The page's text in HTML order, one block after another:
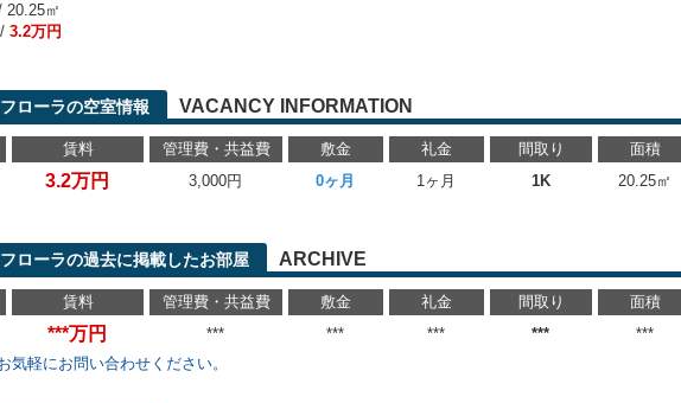
20.25㎡
3.2万円
ローラの空室情報 VACANCY INFORMATION
賃料 管理費・共益費 敷金 礼金 間取り 面積
3.2万円 3,000円 0ヶ月 1ヶ月 1K 20.25㎡
ローラの過去に掲載したお部屋 ARCHIVE
賃料 管理費・共益費 敷金 礼金 間取り 面積
***万円 *** *** *** *** ***
気軽にお問い合わせください。